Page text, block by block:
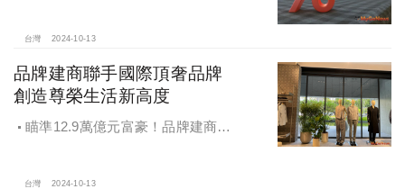
台灣 2024-10-13
品牌建商聯手國際頂奢品牌
創造尊榮生活新高度
瞄準12.9萬億元富豪！品牌建商聯
台灣 2024-10-13